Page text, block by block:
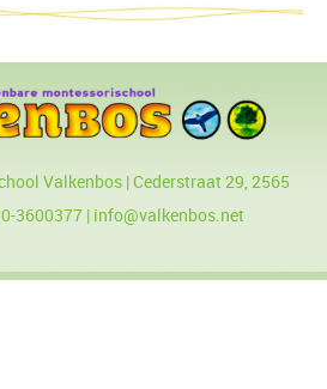
Valkenbos | Cederstraat 29, 2565
3600377 | info@valkenbos.net